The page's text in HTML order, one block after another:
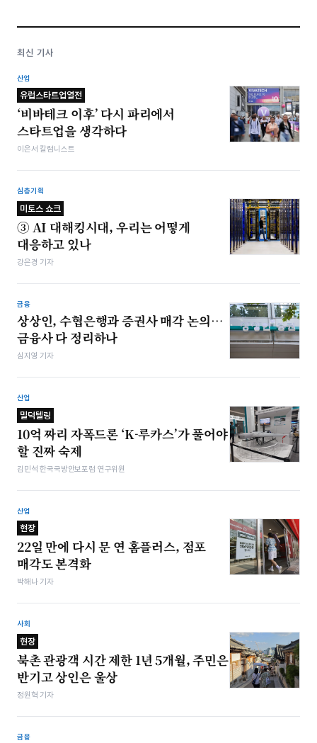
최신 기사
산업
유럽스타트업열전
‘비바테크 이후’ 다시 파리에서
스타트업을 생각하다
이은서 칼럼니스트
심층기획
미토스 쇼크
③ AI 대해킹시대, 우리는 어떻게
대응하고 있나
강은경 기자
금융
상상인, 수협은행과 증권사 매각 논의…
금융사 다 정리하나
심지영 기자
산업
밀덕텔링
10억 짜리 자폭드론 ‘K-루카스’가 풀어야
할 진짜 숙제
김민석 한국국방안보포럼 연구위원
산업
현장
22일 만에 다시 문 연 홈플러스, 점포
매각도 본격화
박해나 기자
사회
현장
북촌 관광객 시간 제한 1년 5개월, 주민은
반기고 상인은 울상
정원혁 기자
금융